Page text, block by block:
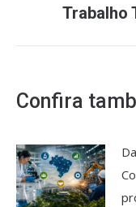
Trabalho
Confira